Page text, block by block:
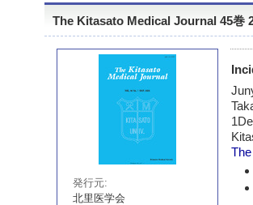
The Kitasato Medical Journal 45巻
発行元
北里医学会